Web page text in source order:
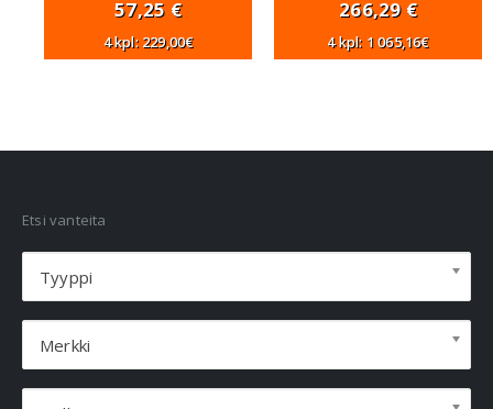
57,25 €
4 kpl: 229,00€
266,29 €
4 kpl: 1 065,16€
Etsi vanteita
Tyyppi
Merkki